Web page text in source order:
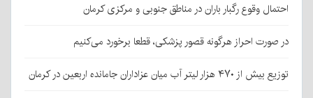
احتمال وقوع رگبار باران در مناطق جنوبی و مرکزی کرمان
در صورت احراز هرگونه قصور پزشکی، قطعا برخورد می‌کنیم
توزیع بیش از ۴۷۰ هزار لیتر آب میان عزاداران جامانده اربعین در کرمان